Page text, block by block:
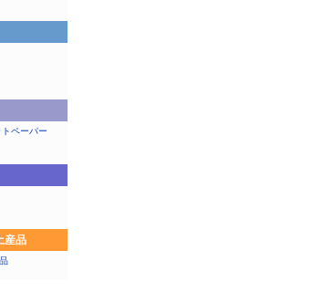
ペーパー
産品